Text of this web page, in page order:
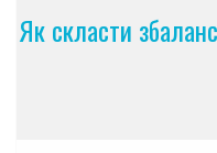
Як скласти